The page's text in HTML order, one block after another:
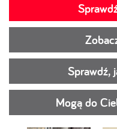
Sprawdź,
Mogą do